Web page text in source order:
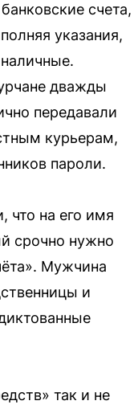
счета,
указания,
дважды
передавали
курьерам,
пароли.
что на его имя
срочно нужно
Мужчина
и
так и не